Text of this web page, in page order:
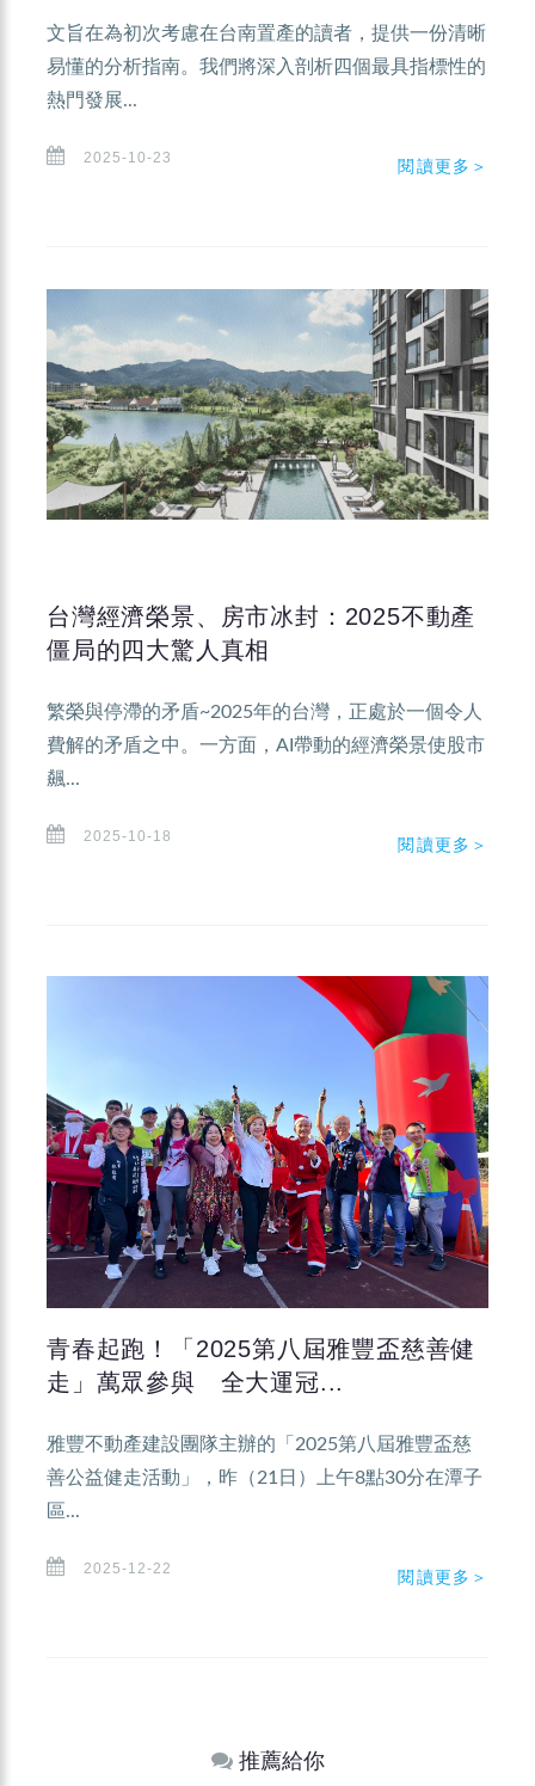
文旨在為初次考慮在台南置產的讀者，提供一份清晰
易懂的分析指南。我們將深入剖析四個最具指標性的
熱門發展...
2025-10-23 閱讀更多＞
台灣經濟榮景、房市冰封：2025不動產
僵局的四大驚人真相
繁榮與停滯的矛盾~2025年的台灣，正處於一個令人
費解的矛盾之中。一方面，AI帶動的經濟榮景使股市
飆...
2025-10-18 閱讀更多＞
青春起跑！「2025第八屆雅豐盃慈善健
走」萬眾參與 全大運冠...
雅豐不動產建設團隊主辦的「2025第八屆雅豐盃慈
善公益健走活動」，昨（21日）上午8點30分在潭子
區...
2025-12-22 閱讀更多＞
推薦給你